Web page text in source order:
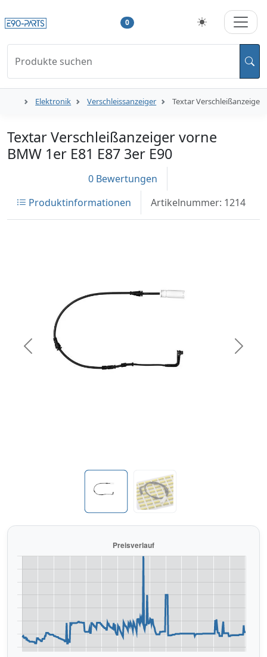
0
Produkte suchen
Elektronik Verschleissanzeiger Textar Verschleißanzeiger
Textar Verschleißanzeiger vorne
BMW 1er E81 E87 3er E90
0 Bewertungen
Produktinformationen
Artikelnummer: 1214
Previous Next